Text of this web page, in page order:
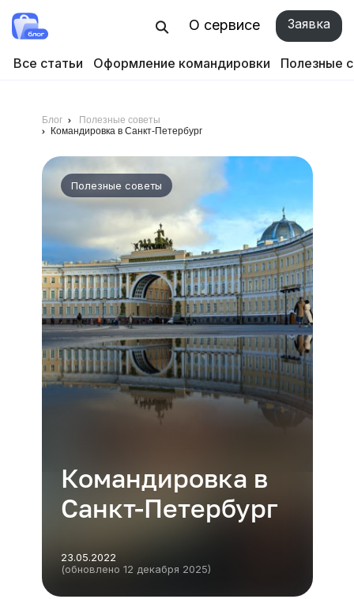
О сервисе Заявка
Все статьи Оформление командировки Полезные
Блог
Полезные советы
Командировка в Санкт-Петербург
Полезные советы
Командировка в
Санкт-Петербург
23.05.2022
(обновлено 12 декабря 2025)